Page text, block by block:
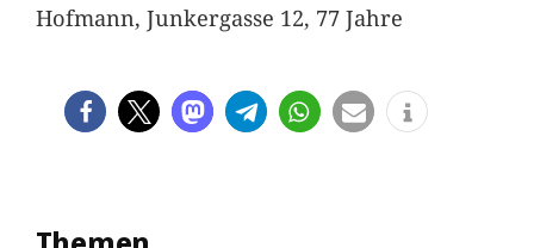
Hofmann, Junkergasse 12, 77 Jahre